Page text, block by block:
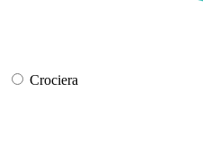
Crociera